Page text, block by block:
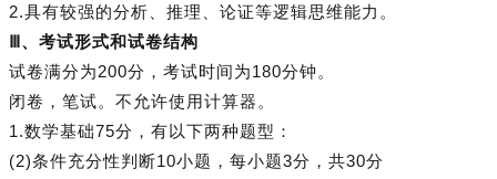
2.具有较强的分析、推理、论证等逻辑思维能力。
Ⅲ、考试形式和试卷结构
试卷满分为200分，考试时间为180分钟。
闭卷，笔试。不允许使用计算器。
1.数学基础75分，有以下两种题型：
(2)条件充分性判断10小题，每小题3分，共30分